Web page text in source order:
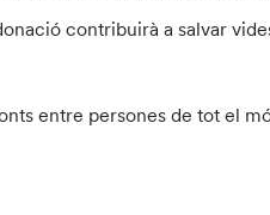
contribuirà a salvar
entre persones de tot el